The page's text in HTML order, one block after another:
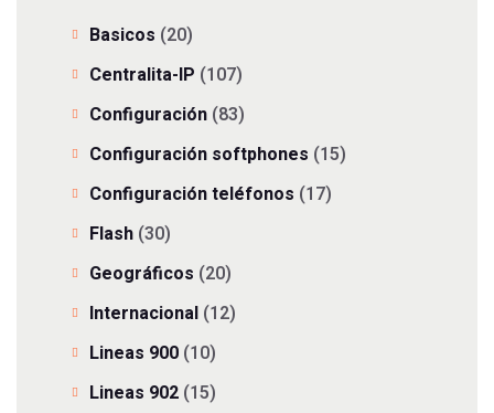
Basicos (20)
Centralita-IP (107)
Configuración (83)
Configuración softphones (15)
Configuración teléfonos (17)
Flash (30)
Geográficos (20)
Internacional (12)
Lineas 900 (10)
Lineas 902 (15)